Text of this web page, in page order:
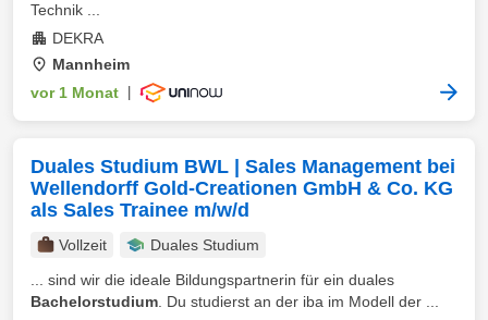
Technik ...
DEKRA
Mannheim
vor 1 Monat
Duales Studium BWL | Sales Management bei
Wellendorff Gold-Creationen GmbH & Co. KG
als Sales Trainee m/w/d
Vollzeit
Duales Studium
... sind wir die ideale Bildungspartnerin für ein duales
Bachelorstudium . Du studierst an der iba im Modell der ...